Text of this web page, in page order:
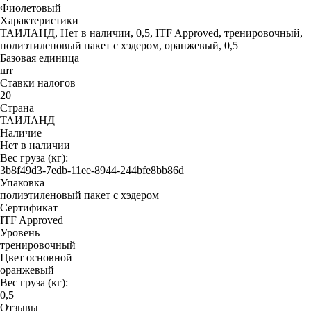
Фиолетовый
Характеристики
ТАИЛАНД, Нет в наличии, 0,5, ITF Approved, тренировочный,
полиэтиленовый пакет с хэдером, оранжевый, 0,5
Базовая единица
шт
Ставки налогов
20
Страна
ТАИЛАНД
Наличие
Нет в наличии
Вес груза (кг):
3b8f49d3-7edb-11ee-8944-244bfe8bb86d
Упаковка
полиэтиленовый пакет с хэдером
Сертификат
ITF Approved
Уровень
тренировочный
Цвет основной
оранжевый
Вес груза (кг):
0,5
Отзывы